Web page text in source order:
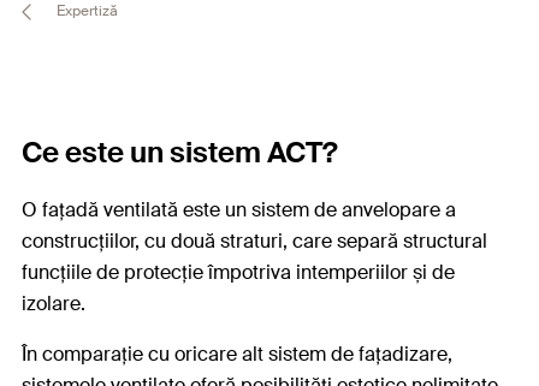
Expertiză
Ce este un sistem ACT?
O fațadă ventilată este un sistem de anvelopare a
construcțiilor, cu două straturi, care separă structural
funcțiile de protecție împotriva intemperiilor și de
izolare.
În comparație cu oricare alt sistem de fațadizare,